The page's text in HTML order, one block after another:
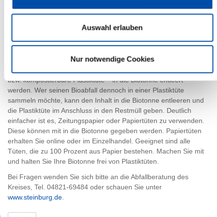
Auswahl erlauben
Nur notwendige Cookies
Entsorgungsunternehmen ist auf eine korrekte Abfalltrennung der
Bioabfällen kann saubere Komposterde werden.“
Bioabfallsammlung im Haushalt: So geht’s richtig.
Bioabfälle sollten im besten Fall lose in einem dafür
vorgesehenen Behälter gesammelt und direkt – ohne Plastiktüte
bzw. kompostierbare Plastiktüte – in die Biotonne entleert
werden. Wer seinen Bioabfall dennoch in einer Plastiktüte
sammeln möchte, kann den Inhalt in die Biotonne entleeren und
die Plastiktüte im Anschluss in den Restmüll geben. Deutlich
einfacher ist es, Zeitungspapier oder Papiertüten zu verwenden.
Diese können mit in die Biotonne gegeben werden. Papiertüten
erhalten Sie online oder im Einzelhandel. Geeignet sind alle
Tüten, die zu 100 Prozent aus Papier bestehen. Machen Sie mit
und halten Sie Ihre Biotonne frei von Plastiktüten.
Bei Fragen wenden Sie sich bitte an die Abfallberatung des
Kreises, Tel. 04821-69484 oder schauen Sie unter
www.steinburg.de